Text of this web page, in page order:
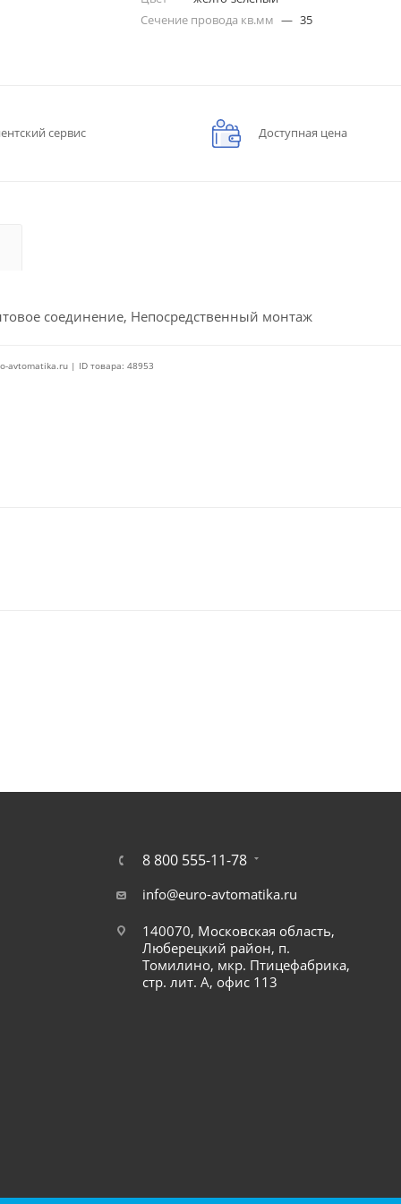
Сечение провода кв.мм — 35
сервис Доступная цена
соединение, Непосредственный монтаж
avtomatika.ru | ID товара: 48953
8 800 555-11-78
info@euro-avtomatika.ru
140070, Московская область,
Люберецкий район, п.
Томилино, мкр. Птицефабрика,
стр. лит. А, офис 113